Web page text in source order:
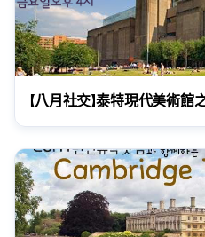
【八月社交】泰特現代美術館